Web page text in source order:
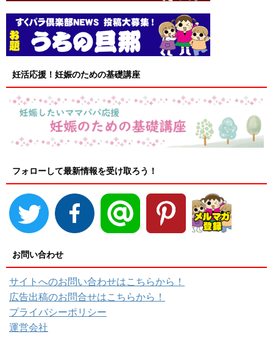
妊活応援！妊娠のための基礎講座
フォローして最新情報を受け取ろう！
お問い合わせ
サイトへのお問い合わせはこちらから！
広告出稿のお問合せはこちらから！
プライバシーポリシー
運営会社